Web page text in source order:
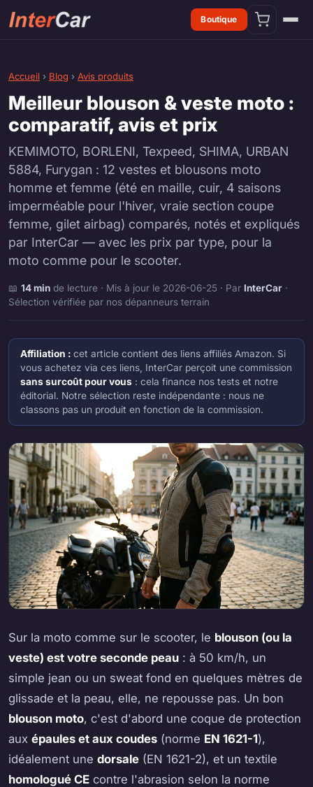
Boutique
Accueil › Blog › Avis produits
Meilleur blouson & veste moto :
comparatif, avis et prix
KEMIMOTO, BORLENI, Texpeed, SHIMA, URBAN
5884, Furygan : 12 vestes et blousons moto
homme et femme (été en maille, cuir, 4 saisons
imperméable pour l'hiver, vraie section coupe
femme, gilet airbag) comparés, notés et expliqués
par InterCar — avec les prix par type, pour la
moto comme pour le scooter.
📖 14 min de lecture · Mis à jour le 2026-06-25 · Par InterCar ·
Sélection vérifiée par nos dépanneurs terrain
Affiliation : cet article contient des liens affiliés Amazon. Si
vous achetez via ces liens, InterCar perçoit une commission
sans surcoût pour vous : cela finance nos tests et notre
éditorial. Notre sélection reste indépendante : nous ne
classons pas un produit en fonction de la commission.
Sur la moto comme sur le scooter, le blouson (ou la
veste) est votre seconde peau : à 50 km/h, un
simple jean ou un sweat fond en quelques mètres de
glissade et la peau, elle, ne repousse pas. Un bon
blouson moto, c'est d'abord une coque de protection
aux épaules et aux coudes (norme EN 1621-1),
idéalement une dorsale (EN 1621-2), et un textile
homologué CE contre l'abrasion selon la norme